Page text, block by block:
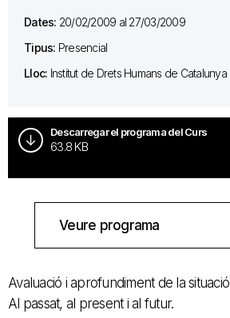
Dates: 20/02/2009 al 27/03/2009
Tipus: Presencial
Lloc: Institut de Drets Humans de Catalunya
Descarregar el programa del Curs
63.8 KB
Veure programa
Avaluació i aprofundiment de la
Al passat, al present i al futur.